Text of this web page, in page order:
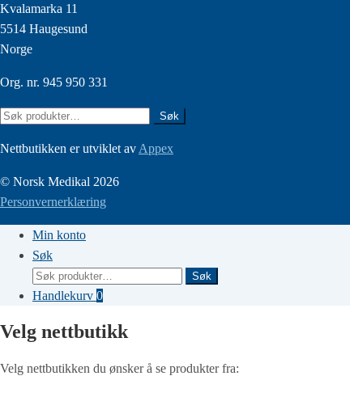
Kvalamarka 11
5514 Haugesund
Norge
Org. nr. 945 950 331
Søk
Søk
Nettbutikken er utviklet av Appex
© Norsk Medikal 2026
Personvernerklæring
Min konto
Søk
Søk
etter:
Søk
Handlekurv 0
Velg nettbutikk
Velg nettbutikken du ønsker å se produkter fra: